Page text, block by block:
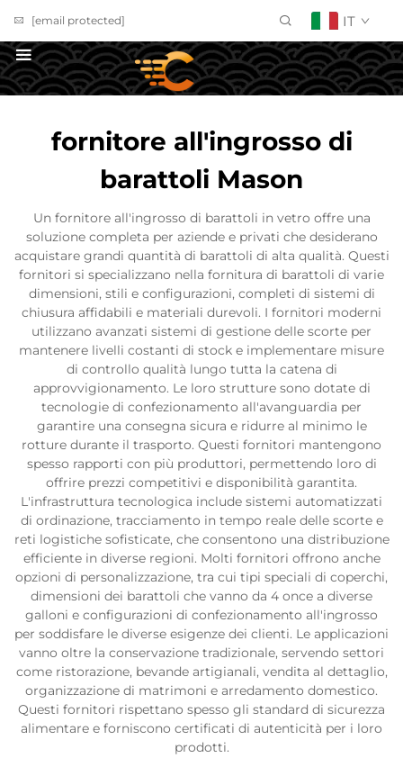
[email protected] IT
fornitore all'ingrosso di
barattoli Mason
Un fornitore all'ingrosso di barattoli in vetro offre una
soluzione completa per aziende e privati che desiderano
acquistare grandi quantità di barattoli di alta qualità. Questi
fornitori si specializzano nella fornitura di barattoli di varie
dimensioni, stili e configurazioni, completi di sistemi di
chiusura affidabili e materiali durevoli. I fornitori moderni
utilizzano avanzati sistemi di gestione delle scorte per
mantenere livelli costanti di stock e implementare misure
di controllo qualità lungo tutta la catena di
approvvigionamento. Le loro strutture sono dotate di
tecnologie di confezionamento all'avanguardia per
garantire una consegna sicura e ridurre al minimo le
rotture durante il trasporto. Questi fornitori mantengono
spesso rapporti con più produttori, permettendo loro di
offrire prezzi competitivi e disponibilità garantita.
L'infrastruttura tecnologica include sistemi automatizzati
di ordinazione, tracciamento in tempo reale delle scorte e
reti logistiche sofisticate, che consentono una distribuzione
efficiente in diverse regioni. Molti fornitori offrono anche
opzioni di personalizzazione, tra cui tipi speciali di coperchi,
dimensioni dei barattoli che vanno da 4 once a diverse
galloni e configurazioni di confezionamento all'ingrosso
per soddisfare le diverse esigenze dei clienti. Le applicazioni
vanno oltre la conservazione tradizionale, servendo settori
come ristorazione, bevande artigianali, vendita al dettaglio,
organizzazione di matrimoni e arredamento domestico.
Questi fornitori rispettano spesso gli standard di sicurezza
alimentare e forniscono certificati di autenticità per i loro
prodotti.